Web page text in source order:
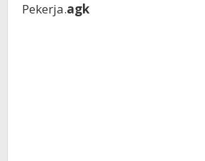
Pekerja.agk